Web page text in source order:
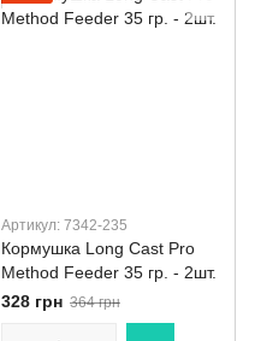
Артикул: 7342-235
Кормушка Long Cast Pro
Method Feeder 35 гр. - 2шт.
328 грн 364 грн